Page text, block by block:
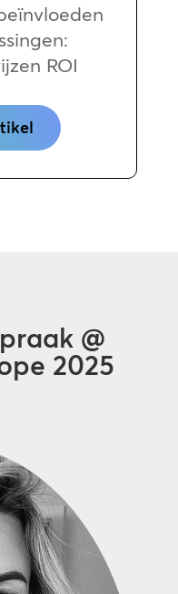
ROI
@
2025